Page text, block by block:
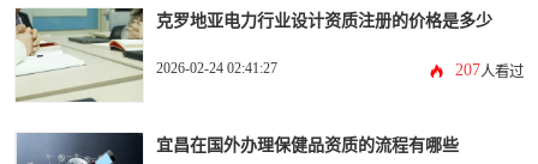
克罗地亚电力行业设计资质注册的价格是多少
2026-02-24 02:41:27 207人看过
宜昌在国外办理保健品资质的流程有哪些